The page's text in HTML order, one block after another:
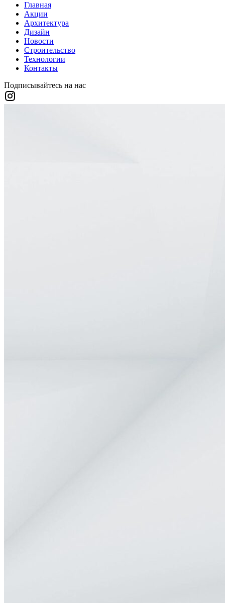
Главная
Акции
Архитектура
Дизайн
Новости
Строительство
Технологии
Контакты
Подписывайтесь на нас